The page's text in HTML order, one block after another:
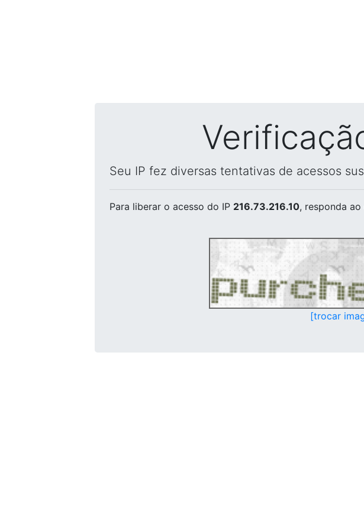
Seu IP fez diversas tentativas de acessos
Para liberar o acesso do IP 216.73.216.10, responda
[trocar